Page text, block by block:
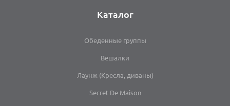
Каталог
Обеденные группы
Вешалки
Лаунж (Кресла, диваны)
Secret De Maison